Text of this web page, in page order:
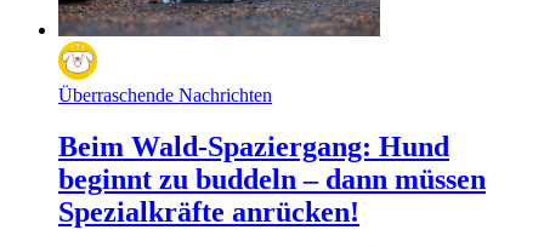
Überraschende Nachrichten
Beim Wald-Spaziergang: Hund
beginnt zu buddeln – dann müssen
Spezialkräfte anrücken!